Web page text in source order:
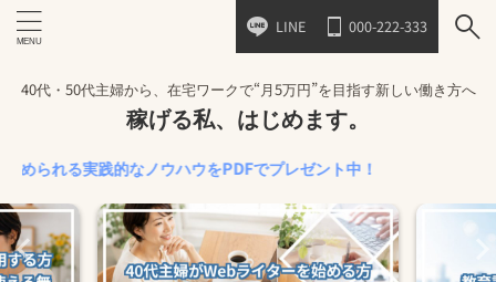
LINE 000-222-333
40代・50代主婦から、在宅ワークで“月5万円”を目指す新しい働き方へ
稼げる私、はじめます。
る実践的なノウハウをPDFでプレゼント中！